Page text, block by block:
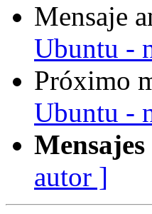
Mensaje
Ubuntu -
Próximo
Ubuntu -
autor ]